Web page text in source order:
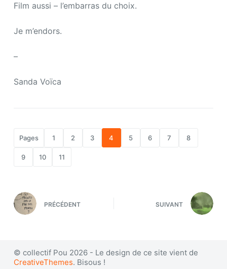
Film aussi – l’embarras du choix.
Je m’endors.
–
Sanda Voïca
Pages 1 2 3 4 5 6 7 8
9 10 11
PRÉCÉDENT SUIVANT
© collectif Pou 2026 - Le design de ce site vient de
CreativeThemes. Bisous !